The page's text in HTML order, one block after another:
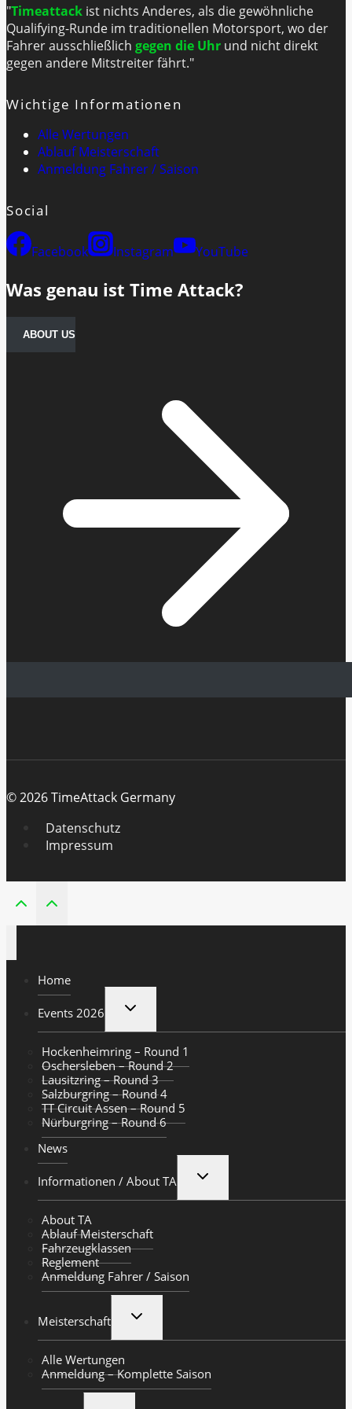
"Timeattack ist nichts Anderes, als die gewöhnliche
Qualifying-Runde im traditionellen Motorsport, wo der
Fahrer ausschließlich gegen die Uhr und nicht direkt
gegen andere Mitstreiter fährt."
Wichtige Informationen
Alle Wertungen
Ablauf Meisterschaft
Anmeldung Fahrer / Saison
Social
Facebook Instagram YouTube
Was genau ist Time Attack?
ABOUT US
© 2026 TimeAttack Germany
Datenschutz
Impressum
Home
Events 2026
UNTERMENÜ
UMSCHALTEN
Hockenheimring – Round 1
Oschersleben – Round 2
Lausitzring – Round 3
Salzburgring – Round 4
TT Circuit Assen – Round 5
Nürburgring – Round 6
News
Informationen / About TA
UNTERMENÜ
UMSCHALTEN
About TA
Ablauf Meisterschaft
Fahrzeugklassen
Reglement
Anmeldung Fahrer / Saison
Meisterschaft
UNTERMENÜ
UMSCHALTEN
Alle Wertungen
Anmeldung – Komplette Saison